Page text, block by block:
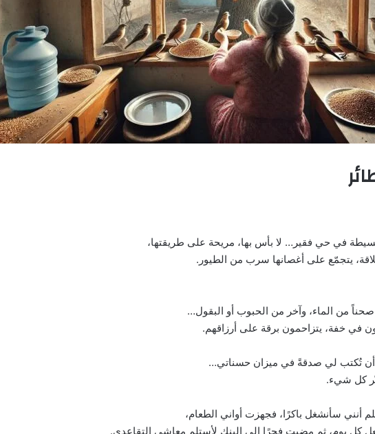
في حي فقير… لا بأس بها، مريحة على طريقتها،
يتجمّع على أغصانها سرب من الطيور.
من الماء، وآخر من الحبوب أو البقول…
في خفة، يتزاحمون برقة على أرزاقهم.
أن تُكتب لي صدقةً في ميزان حسناتي…
كل شيء.
أنني سأنشغل باكرًا، فجهزت أواني الطعام،
كل يوم، ثم مضيت فجرًا إلى البنك لأستلم معاشي التقاعدي.